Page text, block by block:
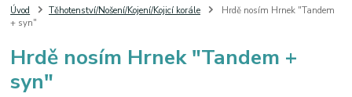
Úvod Těhotenství/Nošení/Kojení/Kojicí korále
Hrdě nosím Hrnek "Tandem
+ syn"
Hrdě nosím Hrnek "Tandem +
syn"